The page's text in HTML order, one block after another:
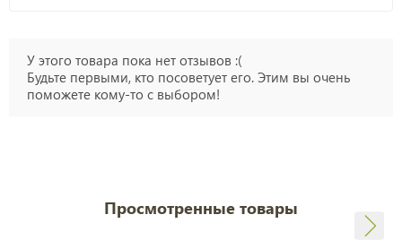
У этого товара пока нет отзывов :(
Будьте первыми, кто посоветует его. Этим вы очень
поможете кому-то с выбором!
Просмотренные товары